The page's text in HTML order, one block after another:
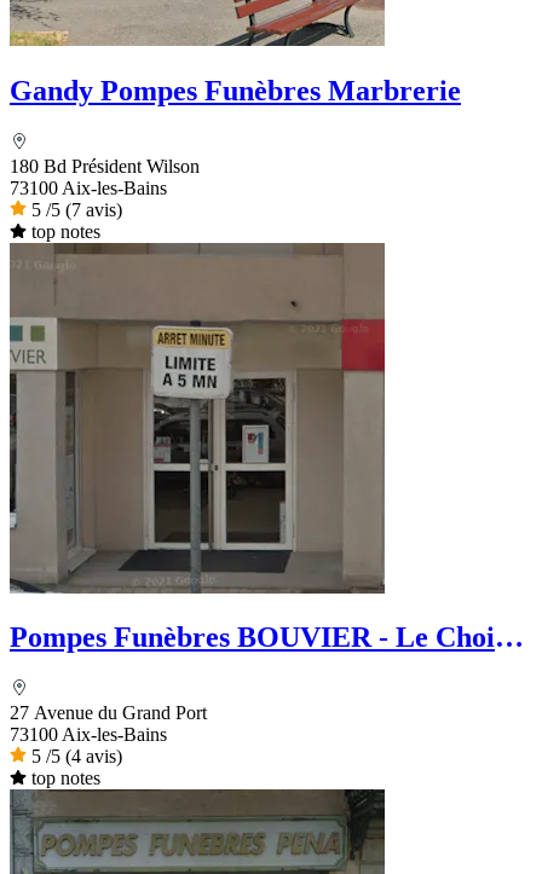
Gandy Pompes Funèbres Marbrerie
180 Bd Président Wilson
73100 Aix-les-Bains
5 /5 (7 avis)
top notes
Pompes Funèbres BOUVIER - Le Choix
27 Avenue du Grand Port
73100 Aix-les-Bains
5 /5 (4 avis)
top notes